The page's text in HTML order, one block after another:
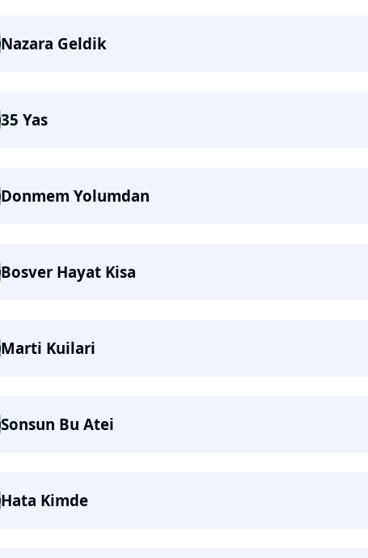
Nazara Geldik
35 Yas
Donmem Yolumdan
Bosver Hayat Kisa
Marti Kuilari
Sonsun Bu Atei
Hata Kimde